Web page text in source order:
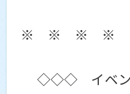
※ ※ ※ ※
◇◇◇ イベン